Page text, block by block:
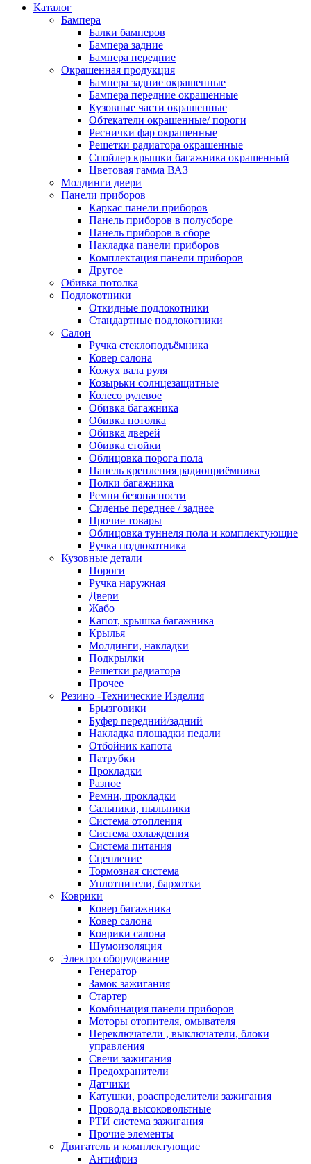
Каталог
Бампера
Балки бамперов
Бампера задние
Бампера передние
Окрашенная продукция
Бампера задние окрашенные
Бампера передние окрашенные
Кузовные части окрашенные
Обтекатели окрашенные/ пороги
Реснички фар окрашенные
Решетки радиатора окрашенные
Спойлер крышки багажника окрашенный
Цветовая гамма ВАЗ
Молдинги двери
Панели приборов
Каркас панели приборов
Панель приборов в полусборе
Панель приборов в сборе
Накладка панели приборов
Комплектация панели приборов
Другое
Обивка потолка
Подлокотники
Откидные подлокотники
Стандартные подлокотники
Салон
Ручка стеклоподъёмника
Ковер салона
Кожух вала руля
Козырьки солнцезащитные
Колесо рулевое
Обивка багажника
Обивка потолка
Обивка дверей
Обивка стойки
Облицовка порога пола
Панель крепления радиоприёмника
Полки багажника
Ремни безопасности
Сиденье переднее / заднее
Прочие товары
Облицовка туннеля пола и комплектующие
Ручка подлокотника
Кузовные детали
Пороги
Ручка наружная
Двери
Жабо
Капот, крышка багажника
Крылья
Молдинги, накладки
Подкрылки
Решетки радиатора
Прочее
Резино -Технические Изделия
Брызговики
Буфер передний/задний
Накладка площадки педали
Отбойник капота
Патрубки
Прокладки
Разное
Ремни, прокладки
Сальники, пыльники
Система отопления
Система охлаждения
Система питания
Сцепление
Тормозная система
Уплотнители, бархотки
Коврики
Ковер багажника
Ковер салона
Коврики салона
Шумоизоляция
Электро оборудование
Генератор
Замок зажигания
Стартер
Комбинация панели приборов
Моторы отопителя, омывателя
Переключатели , выключатели, блоки
управления
Свечи зажигания
Предохранители
Датчики
Катушки, роаспределители зажигания
Провода высоковольтные
РТИ система зажигания
Прочие элементы
Двигатель и комплектующие
Антифриз